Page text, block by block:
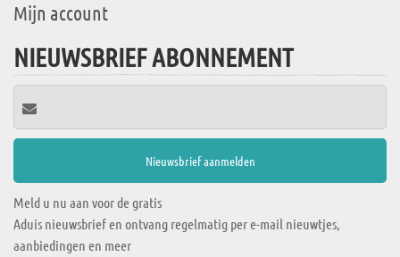
Mijn account
NIEUWSBRIEF ABONNEMENT
Meld u nu aan voor de gratis
Aduis nieuwsbrief en ontvang regelmatig per e-mail nieuwtjes,
aanbiedingen en meer